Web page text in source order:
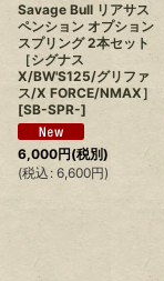
Savage Bull リアサス
ペンション オプション
スプリング 2本セット
［シグナス
X/BW'S125/グリファ
ス/X FORCE/NMAX］
[SB-SPR-]
6,000円(税別)
(税込 : 6,600円)